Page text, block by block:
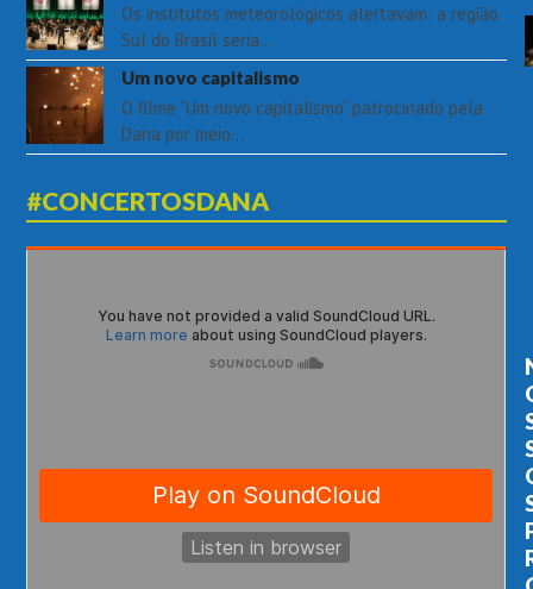
Os institutos meteorológicos alertavam: a região
Sul do Brasil seria…
Um novo capitalismo
O filme “Um novo capitalismo” patrocinado pela
Dana por meio…
#CONCERTOSDANA